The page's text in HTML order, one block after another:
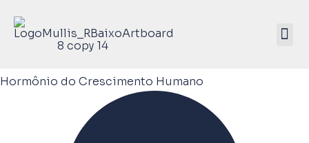
Hormônio do Crescimento Humano